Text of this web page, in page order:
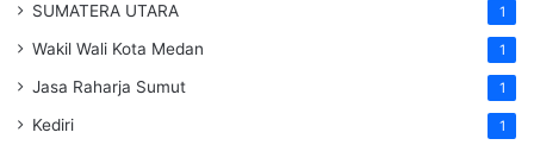
SUMATERA UTARA 1
Wakil Wali Kota Medan 1
Jasa Raharja Sumut 1
Kediri 1